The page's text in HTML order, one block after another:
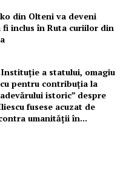
din Olteni va deveni
fi inclus în Ruta curiilor din
Instituție a statului, omagiu
pentru contribuția la
istoric” despre
fusese acuzat de
umanității în...